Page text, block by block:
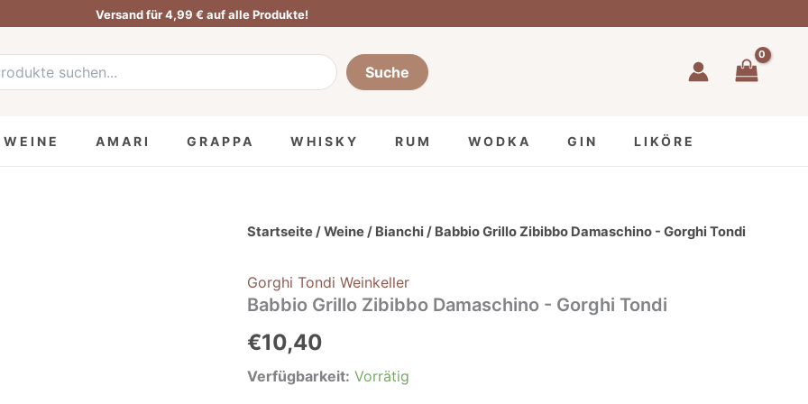
Versand für 4,99 € auf alle Produkte!
Suche
AMARI GRAPPA WHISKY RUM WODKA GIN LIKÖRE
Startseite/Weine/ Bianchi / Babbio Grillo Zibibbo Damaschino - Gorghi Tondi
Gorghi Tondi Weinkeller
Babbio Grillo Zibibbo Damaschino - Gorghi Tondi
€10,40
Verfügbarkeit: Vorrätig
Babbio
Damaschino
-
Tondi
Menge